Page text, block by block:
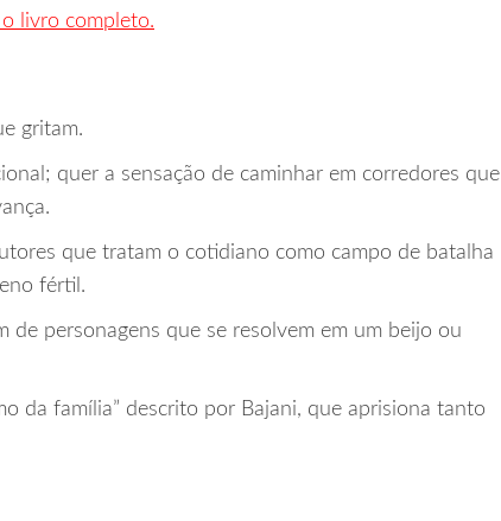
o livro completo.
gritam.
quer a sensação de caminhar em corredores que
que tratam o cotidiano como campo de batalha
fértil.
de personagens que se resolvem em um beijo ou
da família” descrito por Bajani, que aprisiona tanto